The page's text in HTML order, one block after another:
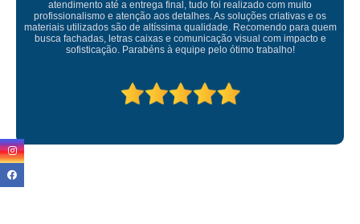
Empresa maravilhosa, entregue antes do prazo e a instalação da lona
ficou perfeita, indico de olhos fechados